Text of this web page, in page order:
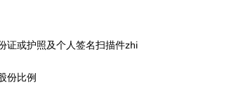
证或护照及个人签名扫描件zhi
份比例